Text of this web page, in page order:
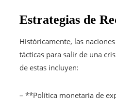
Estrategias de
Históricamente, las
tácticas para salir de una
de estas incluyen:
– **Política monetaria de